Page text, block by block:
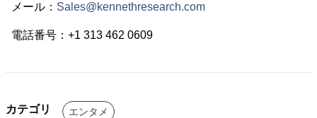
メール： Sales@kennethresearch.com
電話番号：+1 313 462 0609
カテゴリ エンタメ